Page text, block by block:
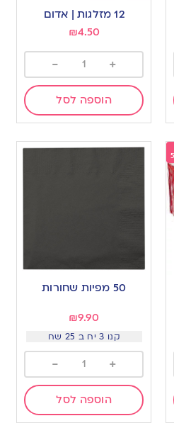
12 מזלגות | אדום
₪4.50
+
-
הוספה לסל
50 מפיות שחורות
₪9.90
קנו 3 יח ב 25 שח
+
-
הוספה לסל